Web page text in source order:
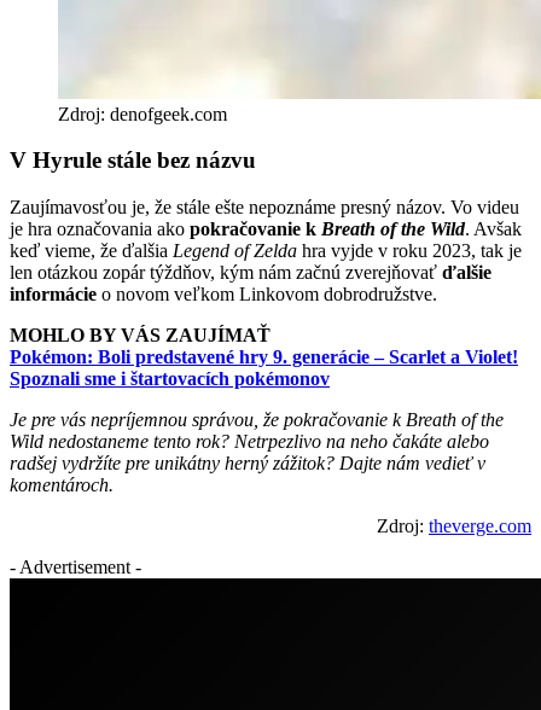
Zdroj: denofgeek.com
V Hyrule stále bez názvu
Zaujímavosťou je, že stále ešte nepoznáme presný názov. Vo videu
je hra označovania ako pokračovanie k Breath of the Wild. Avšak
keď vieme, že ďalšia Legend of Zelda hra vyjde v roku 2023, tak je
len otázkou zopár týždňov, kým nám začnú zverejňovať ďalšie
informácie o novom veľkom Linkovom dobrodružstve.
MOHLO BY VÁS ZAUJÍMAŤ
Pokémon: Boli predstavené hry 9. generácie – Scarlet a Violet!
Spoznali sme i štartovacích pokémonov
Je pre vás nepríjemnou správou, že pokračovanie k Breath of the
Wild nedostaneme tento rok? Netrpezlivo na neho čakáte alebo
radšej vydržíte pre unikátny herný zážitok? Dajte nám vedieť v
komentároch.
Zdroj: theverge.com
- Advertisement -